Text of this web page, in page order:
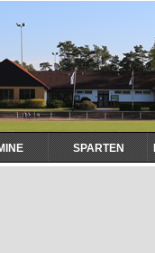
SPARTEN